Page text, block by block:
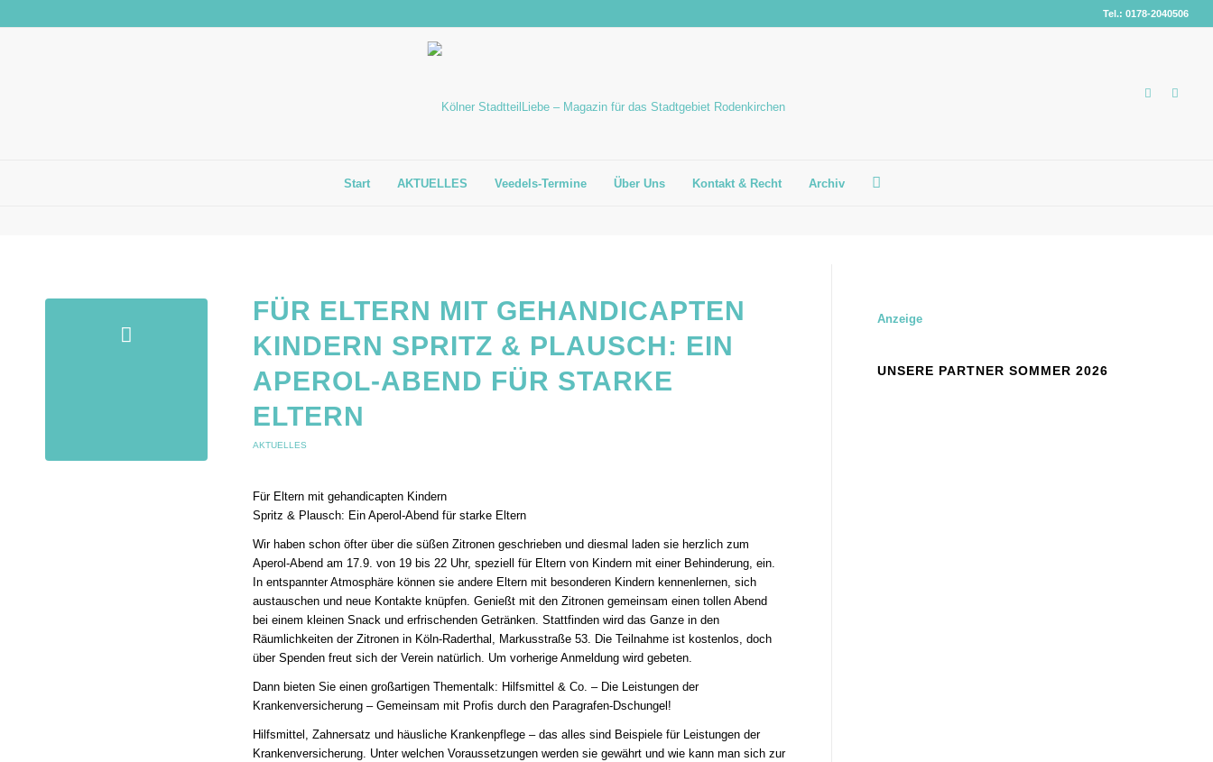
Tel.: 0178-2040506
Start AKTUELLES Veedels-Termine Über Uns Kontakt & Recht Archiv
FÜR ELTERN MIT GEHANDICAPTEN
KINDERN SPRITZ & PLAUSCH: EIN
APEROL-ABEND FÜR STARKE
ELTERN
AKTUELLES
Für Eltern mit gehandicapten Kindern
Spritz & Plausch: Ein Aperol-Abend für starke Eltern
Wir haben schon öfter über die süßen Zitronen geschrieben und diesmal laden sie herzlich zum
Aperol-Abend am 17.9. von 19 bis 22 Uhr, speziell für Eltern von Kindern mit einer Behinderung, ein.
In entspannter Atmosphäre können sie andere Eltern mit besonderen Kindern kennenlernen, sich
austauschen und neue Kontakte knüpfen. Genießt mit den Zitronen gemeinsam einen tollen Abend
bei einem kleinen Snack und erfrischenden Getränken. Stattfinden wird das Ganze in den
Räumlichkeiten der Zitronen in Köln-Raderthal, Markusstraße 53. Die Teilnahme ist kostenlos, doch
über Spenden freut sich der Verein natürlich. Um vorherige Anmeldung wird gebeten.
Dann bieten Sie einen großartigen Thementalk: Hilfsmittel & Co. – Die Leistungen der
Krankenversicherung – Gemeinsam mit Profis durch den Paragrafen-Dschungel!
Hilfsmittel, Zahnersatz und häusliche Krankenpflege – das alles sind Beispiele für Leistungen der
Krankenversicherung. Unter welchen Voraussetzungen werden sie gewährt und wie kann man sich zur
Anzeige
UNSERE PARTNER SOMMER 2026